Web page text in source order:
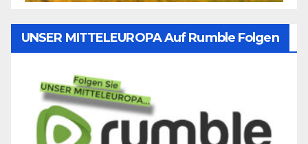
UNSER MITTELEUROPA Auf Rumble Folgen